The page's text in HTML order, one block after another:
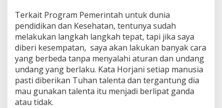
Terkait Program Pemerintah untuk dunia
pendidikan dan Kesehatan, tentunya sudah
melakukan langkah langkah tepat, tapi jika saya
diberi kesempatan, saya akan lakukan banyak cara
yang berbeda tanpa menyalahi aturan dan undang
undang yang berlaku. Kata Horjani setiap manusia
pasti diberikan Tuhan talenta dan tergantung dia
mau gunakan talenta itu menjadi berlipat ganda
atau tidak.